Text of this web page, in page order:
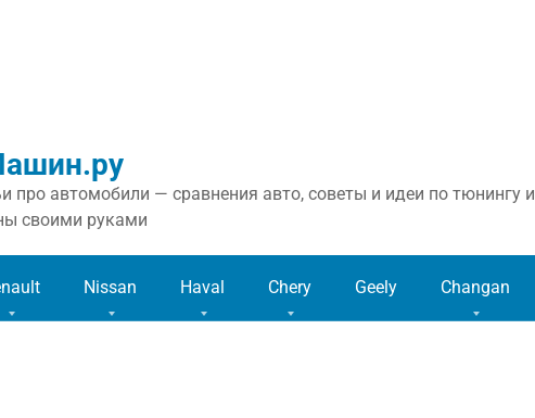
про автомобили — сравнения авто, советы и идеи по тюнингу и
своими руками
Nissan Haval Chery Geely Changan